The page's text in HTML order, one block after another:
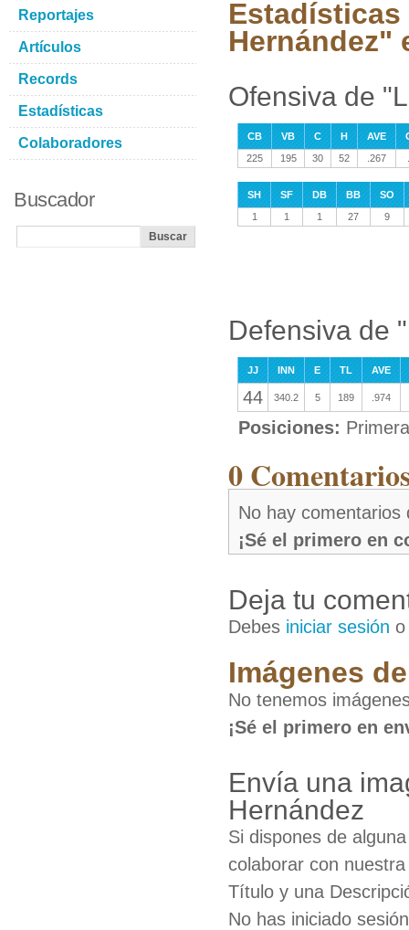
Hernández"
Ofensiva de
CB VB C H AVE
225
195 30 52 .267
SH SF DB BB
SO
1
1 1 27 9
Defensiva de
JJ INN E TL AVE
44 340.2 5 189 .974
Posiciones:
0
No hay comentarios
¡Sé el primero en
Deja tu
Debes iniciar sesión
Imágenes
No tenemos
¡Sé el primero en
Envía una
Hernández
Si dispones de
colaborar con
Título y una
No has iniciado
Reportajes
Artículos
Records
Estadísticas
Colaboradores
Buscador